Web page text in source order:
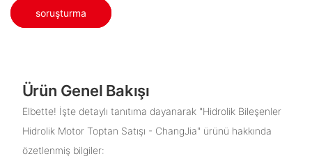
soruşturma
Ürün Genel Bakışı
Elbette! İşte detaylı tanıtıma dayanarak "Hidrolik Bileşenler
Hidrolik Motor Toptan Satışı - ChangJia" ürünü hakkında
özetlenmiş bilgiler: